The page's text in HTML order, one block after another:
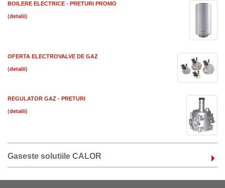
BOILERE ELECTRICE - PRETURI PROMO
( )
OFERTA ELECTROVALVE DE GAZ
( )
REGULATOR GAZ - PRETURI
( )
Gaseste solutiile CALOR